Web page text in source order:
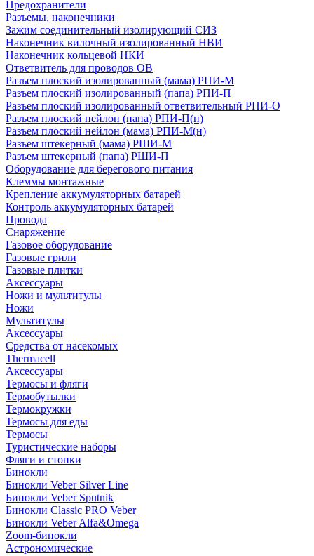
Предохранители
Разъемы, наконечники
Зажим соединительный изолирующий СИЗ
Наконечник вилочный изолированный НВИ
Наконечник кольцевой НКИ
Ответвитель для проводов ОВ
Разъем плоский изолированный (мама) РПИ-М
Разъем плоский изолированный (папа) РПИ-П
Разъем плоский изолированный ответвительный РПИ-О
Разъем плоский нейлон (папа) РПИ-П(н)
Разъем плоский нейлон (мама) РПИ-М(н)
Разъем штекерный (мама) РШИ-М
Разъем штекерный (папа) РШИ-П
Оборудование для берегового питания
Клеммы монтажные
Крепление аккумуляторных батарей
Контроль аккумуляторных батарей
Провода
Снаряжение
Газовое оборудование
Газовые грили
Газовые плитки
Аксессуары
Ножи и мультитулы
Ножи
Мультитулы
Аксессуары
Средства от насекомых
Thermacell
Аксессуары
Термосы и фляги
Термобутылки
Термокружки
Термосы для еды
Термосы
Туристические наборы
Фляги и стопки
Бинокли
Бинокли Veber Silver Line
Бинокли Veber Sputnik
Бинокли Classic PRO Veber
Бинокли Veber Alfa&Omega
Zoom-бинокли
Астрономические